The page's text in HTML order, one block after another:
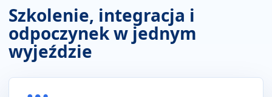
Szkolenie, integracja i
odpoczynek w jednym
wyjeździe